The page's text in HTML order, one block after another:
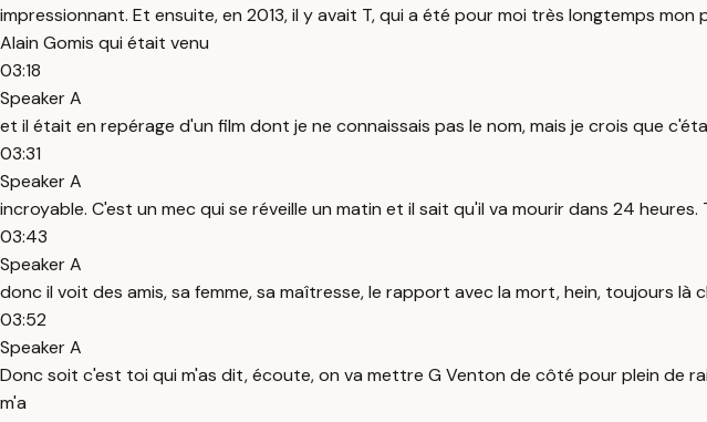
impressionnant. Et ensuite, en 2013, il y avait T, qui a été pour moi très longtemps
Alain Gomis qui était venu
03:18
Speaker A
et il était en repérage d'un film dont je ne connaissais pas le nom, mais je crois que
03:31
Speaker A
incroyable. C'est un mec qui se réveille un matin et il sait qu'il va mourir dans 24
03:43
Speaker A
donc il voit des amis, sa femme, sa maîtresse, le rapport avec la mort, hein, toujours
03:52
Speaker A
Donc soit c'est toi qui m'as dit, écoute, on va mettre G Venton de côté pour plein de
m'a